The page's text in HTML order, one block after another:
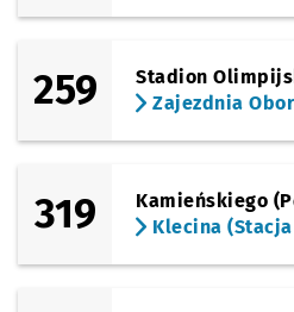
259
Stadion
Zajezdnia
319
Kamieńskiego
Klecina